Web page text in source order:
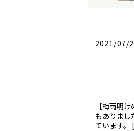
2021/07/
【梅雨明
もありまし
ています